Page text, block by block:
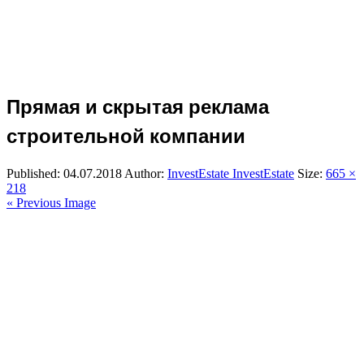
Прямая и скрытая реклама
строительной компании
Published: 04.07.2018 Author: InvestEstate InvestEstate Size: 665 ×
218
« Previous Image